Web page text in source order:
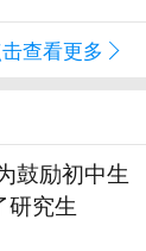
查看更多
鼓励初中生
研究生